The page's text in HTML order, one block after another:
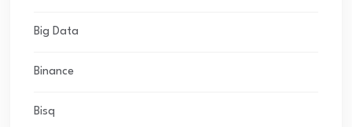
Big Data
Binance
Bisq